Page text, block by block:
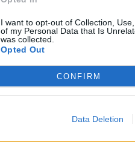
I want to opt-out of Collection,
of my Personal Data that Is
was collected.
Opted Out
CONFIRM
Data Deletion